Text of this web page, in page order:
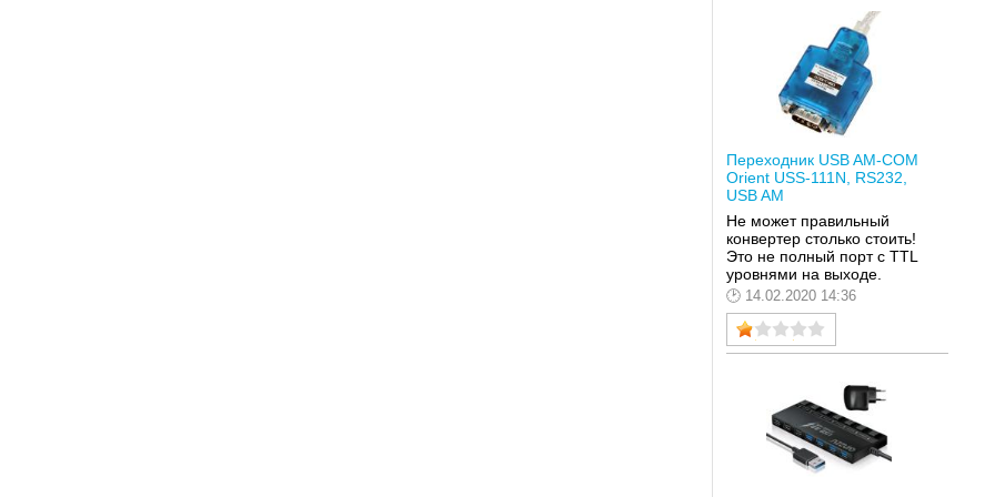
Переходник USB AM-COM
Orient USS-111N, RS232,
USB AM
Не может правильный
конвертер столько стоить!
Это не полный порт с TTL
уровнями на выходе.
14.02.2020 14:36